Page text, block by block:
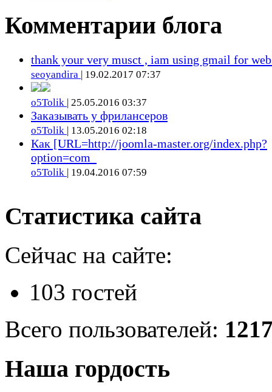
Комментарии блога
thank your very musct , iam using gmail for
seoyandira | 19.02.2017 07:37
o5Tolik | 25.05.2016 03:37
Заказывать у фрилансеров
o5Tolik | 13.05.2016 02:18
Как [URL=http://joomla-master.org/index.php?
option=com_
o5Tolik | 19.04.2016 07:59
Статистика сайта
Сейчас на сайте:
103 гостей
Всего пользователей:
Наша гордость